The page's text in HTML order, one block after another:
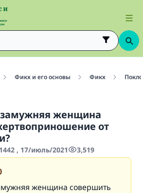
Фикх и его основы Фикх
женщина
от
, 17/июль/2021 3,519
женщина совершить